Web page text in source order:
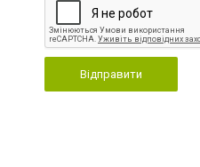
Відправити